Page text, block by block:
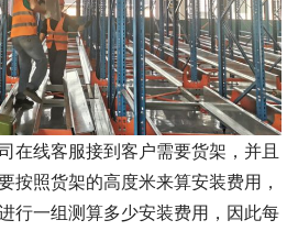
在线客服接到客户需要货架，并且
按照货架的高度米来算安装费用，
行一组测算多少安装费用，因此每